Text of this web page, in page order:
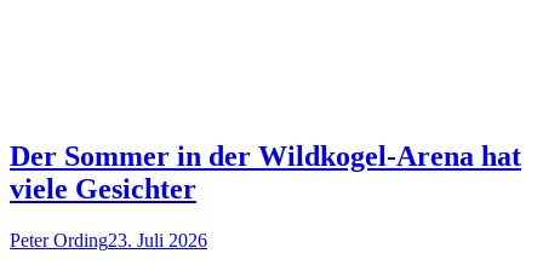
Der Sommer in der Wildkogel-Arena hat
viele Gesichter
Peter Ording23. Juli 2026